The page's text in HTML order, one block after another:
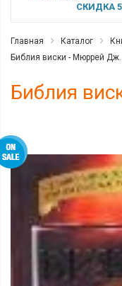
СКИДКА
Главная Каталог
Библия виски - Мюррей Дж.
Библия